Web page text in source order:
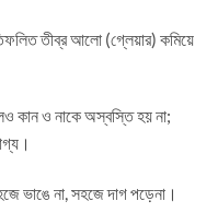
তীব্র আলো (গ্লেয়ার) কমিয়ে
কান ও নাকে অস্বস্তি হয় না;
ভাঙে না, সহজে দাগ পড়েনা।